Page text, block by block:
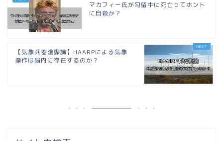
マカフィー氏が勾留中に死亡ってホント
に自殺か？
【気象兵器陰謀論】HAARPによる気象
操作は脳内に存在するのか？